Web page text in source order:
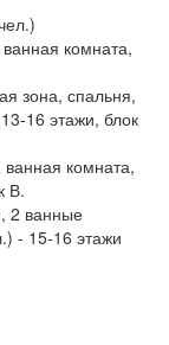
комната,
зона, спальня,
16 этажи, блок
комната,
В.
2 ванные
- 15-16 этажи